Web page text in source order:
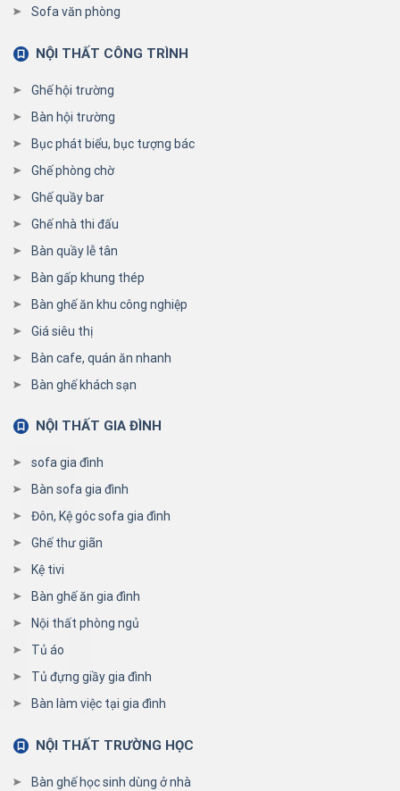
Sofa văn phòng
NỘI THẤT CÔNG TRÌNH
Ghế hội trường
Bàn hội trường
Bục phát biểu, bục tượng bác
Ghế phòng chờ
Ghế quầy bar
Ghế nhà thi đấu
Bàn quầy lễ tân
Bàn gấp khung thép
Bàn ghế ăn khu công nghiệp
Giá siêu thị
Bàn cafe, quán ăn nhanh
Bàn ghế khách sạn
NỘI THẤT GIA ĐÌNH
sofa gia đình
Bàn sofa gia đình
Đôn, Kệ góc sofa gia đình
Ghế thư giãn
Kệ tivi
Bàn ghế ăn gia đình
Nội thất phòng ngủ
Tủ áo
Tủ đựng giầy gia đình
Bàn làm việc tại gia đình
NỘI THẤT TRƯỜNG HỌC
Bàn ghế học sinh dùng ở nhà